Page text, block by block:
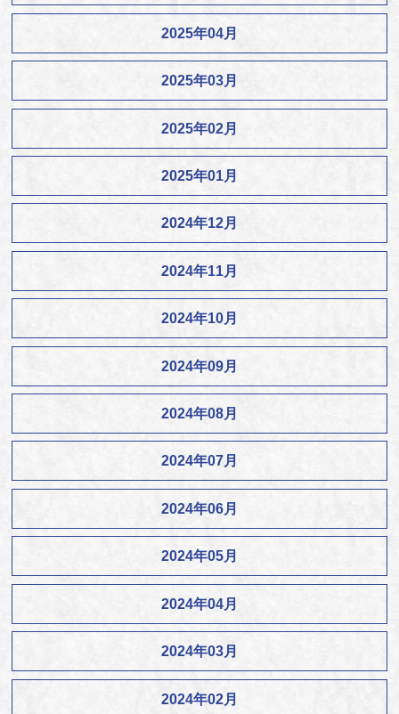
2025年04月
2025年03月
2025年02月
2025年01月
2024年12月
2024年11月
2024年10月
2024年09月
2024年08月
2024年07月
2024年06月
2024年05月
2024年04月
2024年03月
2024年02月